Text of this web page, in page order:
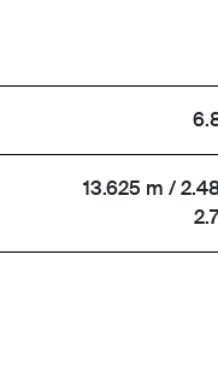
13.625 m /